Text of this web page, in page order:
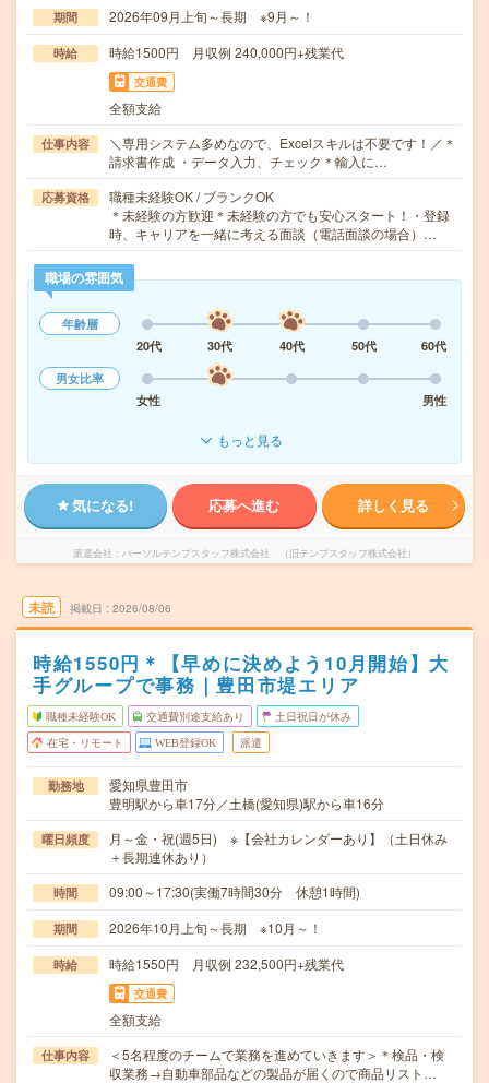
期間 2026年09月上旬～長期 ※9月～！
時給 時給1500円 月収例 240,000円+残業代
交通費
全額支給
仕事内容
＼専用システム多めなので、Excelスキルは不要です！／＊
請求書作成 ・データ入力、チェック＊輸入に…
応募資格
職種未経験OK / ブランクOK
＊未経験の方歓迎＊未経験の方でも安心スタート！・登録
時、キャリアを一緒に考える面談（電話面談の場合）…
職場の雰囲気
年齢層
20代
30代 40代 50代
60代
男女比率
女性
男性
もっと見る
気になる! 応募へ進む 詳しく見る
派遣会社 パーソルテンプスタッフ株式会社 （旧テンプスタッフ株式会社）
未読 掲載日 2026/08/06
時給1550円＊【早めに決めよう10月開始】大
手グループで事務｜豊田市堤エリア
職種未経験OK 交通費別途支給あり 土日祝日が休み
在宅・リモート WEB登録OK 派遣
勤務地
愛知県豊田市
豊明駅から車17分／土橋(愛知県)駅から車16分
曜日頻度
月～金・祝(週5日) ※【会社カレンダーあり】（土日休み
＋長期連休あり）
時間 09:00～17:30(実働7時間30分 休憩1時間)
期間 2026年10月上旬～長期 ※10月～！
時給 時給1550円 月収例 232,500円+残業代
交通費
全額支給
仕事内容
＜5名程度のチームで業務を進めていきます＞＊検品・検
収業務→自動車部品などの製品が届くので商品リスト…